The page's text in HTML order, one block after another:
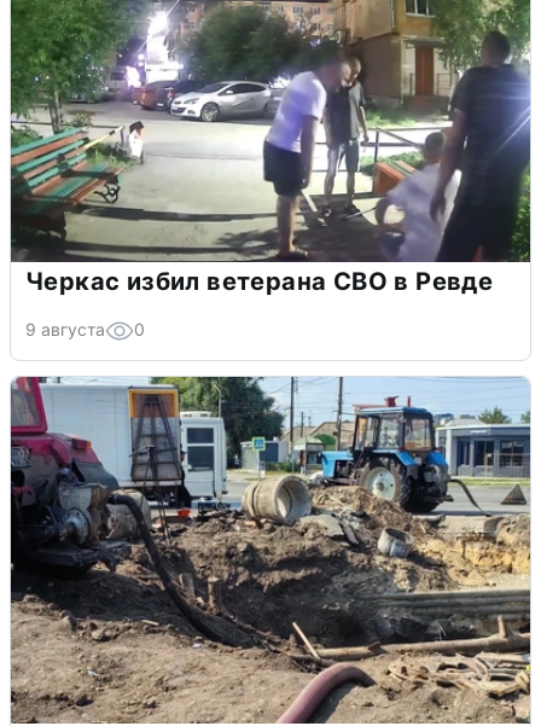
Черкас избил ветерана СВО в Ревде
9 августа 0